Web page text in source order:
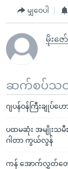
မျှဝေပါ
မိုးဇော်
ဆက်စပ်သတင်
ဂျပန်ဝန်ကြီးချုပ်
ပထမဆုံး အမျိုးသ
ဂါတာ ကွယ်လွန်
ကန် အောက်လွှတ်တေ